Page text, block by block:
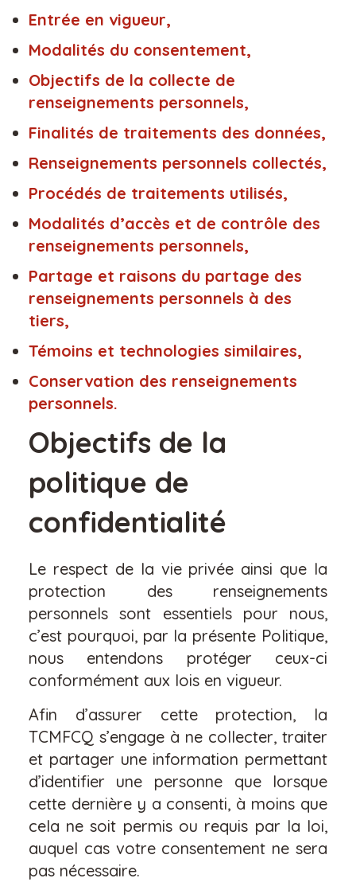
Entrée en vigueur,
Modalités du consentement,
Objectifs de la collecte de
renseignements personnels,
Finalités de traitements des données,
Renseignements personnels collectés,
Procédés de traitements utilisés,
Modalités d’accès et de contrôle des
renseignements personnels,
Partage et raisons du partage des
renseignements personnels à des
tiers,
Témoins et technologies similaires,
Conservation des renseignements
personnels.
Objectifs de la
politique de
confidentialité
Le respect de la vie privée ainsi que la
protection des renseignements
personnels sont essentiels pour nous,
c’est pourquoi, par la présente Politique,
nous entendons protéger ceux-ci
conformément aux lois en vigueur.
Afin d’assurer cette protection, la
TCMFCQ s’engage à ne collecter, traiter
et partager une information permettant
d’identifier une personne que lorsque
cette dernière y a consenti, à moins que
cela ne soit permis ou requis par la loi,
auquel cas votre consentement ne sera
pas nécessaire.